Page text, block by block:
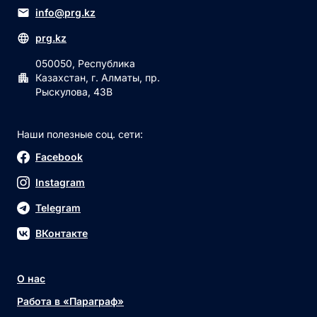
info@prg.kz
prg.kz
050050, Республика
Казахстан, г. Алматы, пр.
Рыскулова, 43В
Наши полезные соц. сети:
Facebook
Instagram
Telegram
ВКонтакте
О нас
Работа в «Параграф»